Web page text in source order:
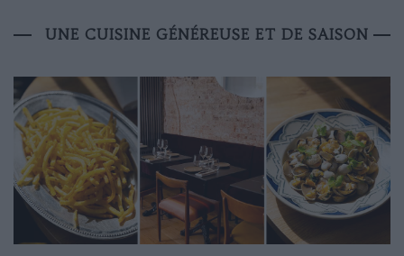
UNE CUISINE GÉNÉREUSE ET DE SAISON